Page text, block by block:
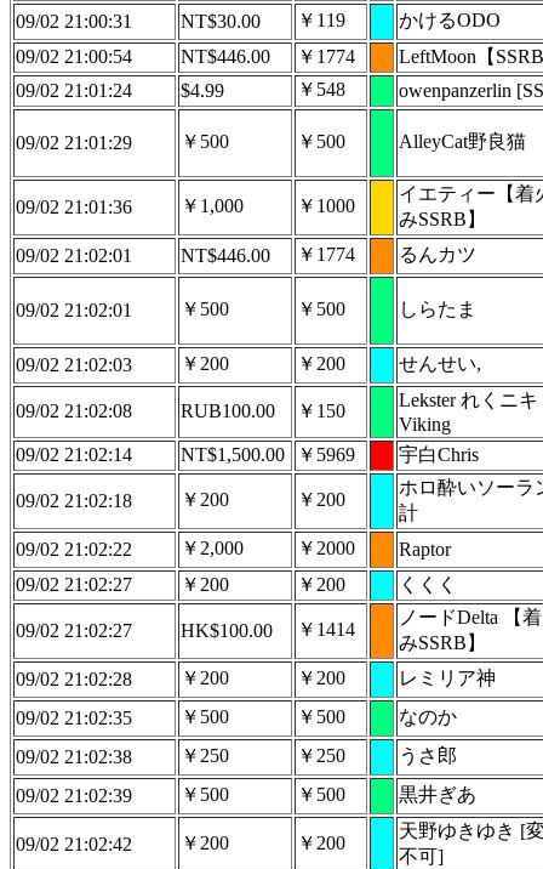
09/02 21:00:31 NT$30.00 ￥119
かけるODO
09/02 21:00:54
NT$446.00 ￥1774
LeftMoon【
09/02 21:01:24
$4.99 ￥548 owenpanzerlin
09/02 21:01:29 ￥500 ￥500 AlleyCat野良猫
09/02 21:01:36 ￥1,000 ￥1000
イエティー【着
みSSRB】
09/02 21:02:01
NT$446.00 ￥1774 るんカツ
09/02 21:02:01 ￥500 ￥500 しらたま
09/02 21:02:03 ￥200 ￥200 せんせい,
09/02 21:02:08 RUB100.00 ￥150
Lekster れくニキ
Viking
09/02 21:02:14
NT$1,500.00 ￥5969 宇白Chris
09/02 21:02:18 ￥200 ￥200
ホロ酔いソーラ
計
09/02 21:02:22
￥2,000 ￥2000
Raptor
09/02 21:02:27
￥200 ￥200 くくく
09/02 21:02:27 HK$100.00 ￥1414
ノードDelta 【
みSSRB】
09/02 21:02:28
￥200 ￥200
レミリア神
09/02 21:02:35
￥500 ￥500
なのか
09/02 21:02:38
￥250 ￥250
うさ郎
09/02 21:02:39
￥500 ￥500 黒井ぎあ
09/02 21:02:42 ￥200 ￥200
天野ゆきゆき [
不可]